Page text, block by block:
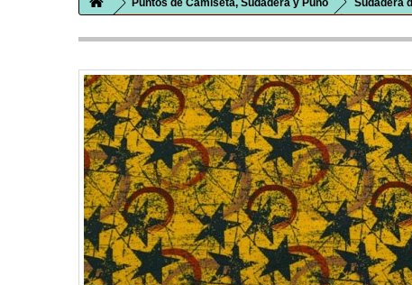
Puntos de Camiseta, Sudadera y Puño Sudadera